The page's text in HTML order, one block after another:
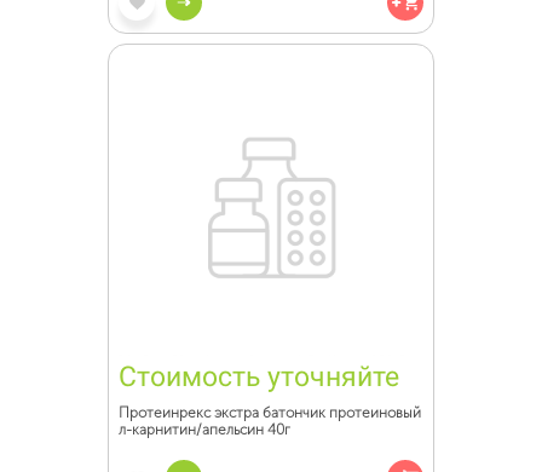
Стоимость уточняйте
Протеинрекс экстра батончик протеиновый
л-карнитин/апельсин 40г